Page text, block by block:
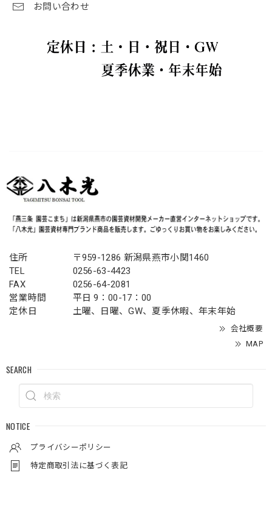
お問い合わせ
住所
〒959-1286 新潟県燕市小関1460
TEL
0256-63-4423
FAX
0256-64-2081
営業時間
平日 9：00-17：00
定休日
土曜、日曜、GW、夏季休暇、年末年始
会社概要
MAP
SEARCH
NOTICE
プライバシーポリシー
特定商取引法に基づく表記